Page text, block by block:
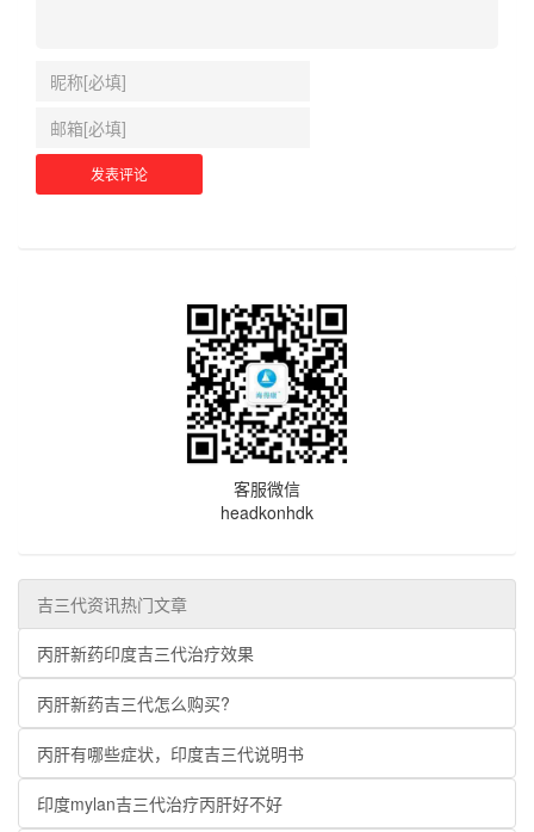
客服微信
headkonhdk
吉三代资讯热门文章
丙肝新药印度吉三代治疗效果
丙肝新药吉三代怎么购买?
丙肝有哪些症状，印度吉三代说明书
印度mylan吉三代治疗丙肝好不好